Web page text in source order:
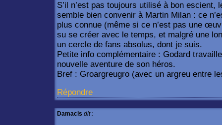
S’il n’est pas toujours utilisé à bon escient,
semble bien convenir à Martin Milan : ce
plus connue (même si ce n’est pas une
su se créer avec le temps, et malgré une
un cercle de fans absolus, dont je suis.
Petite info complémentaire : Godard
nouvelle aventure de son héros.
Bref : Groargreugro (avec un argreu entre
Répondre
Damacis dit :